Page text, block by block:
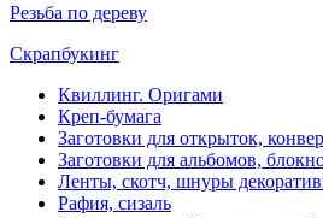
Резьба по дереву
Скрапбукинг
Квиллинг. Оригами
Креп-бумага
Заготовки для открыток,
Заготовки для альбомов,
Ленты, скотч, шнуры
Рафия, сизаль